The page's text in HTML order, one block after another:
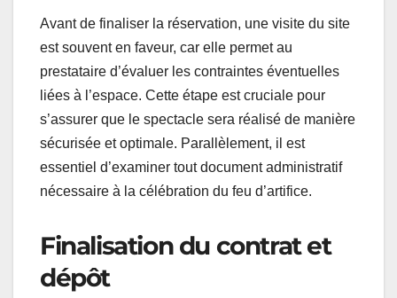
Avant de finaliser la réservation, une visite du site
est souvent en faveur, car elle permet au
prestataire d’évaluer les contraintes éventuelles
liées à l’espace. Cette étape est cruciale pour
s’assurer que le spectacle sera réalisé de manière
sécurisée et optimale. Parallèlement, il est
essentiel d’examiner tout document administratif
nécessaire à la célébration du feu d’artifice.
Finalisation du contrat et
dépôt